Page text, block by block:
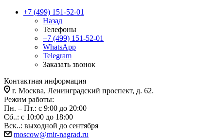
+7 (499) 151-52-01
Назад
Телефоны
+7 (499) 151-52-01
WhatsApp
Telegram
Заказать звонок
Контактная информация
г. Москва, Ленинградский проспект, д. 62.
Режим работы:
Пн. – Пт.: с 9:00 до 20:00
Сб..: с 10:00 до 18:00
Вск..: выходной до сентября
moscow@mir-nagrad.ru